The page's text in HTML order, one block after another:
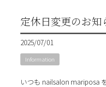
定休日変更のお知
2025/07/01
Information
いつも nailsalon mariposa